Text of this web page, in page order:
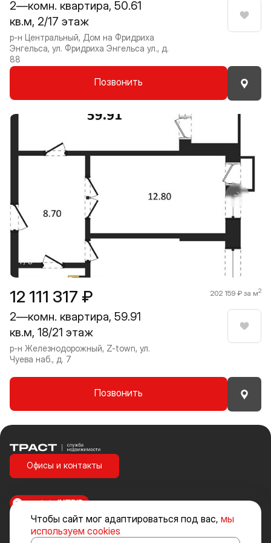
2—комн. квартира, 50.61
кв.м, 2/17 этаж
р-н Центральный, Дом на Фридриха
Энгельса, ул. Фридриха Энгельса ул., д.
88
Позвонить
12 111 317 ₽ 202 159 ₽ за м2
2—комн. квартира, 59.91
кв.м, 18/21 этаж
р-н Железнодорожный, Z-town, ул.
Чуева наб., д. 7
Позвонить
1 / 8
Прокрутить влево
Чтобы сайт мог адаптироваться под вас, мы
используем cookies
Траст | Служба недвижимости
Офисы и контакты
Стоимость объектов недвижимости и иных товаров и услуг, не
включенных в «Прайс-лист» носит исключительно информационный
made inINTRID